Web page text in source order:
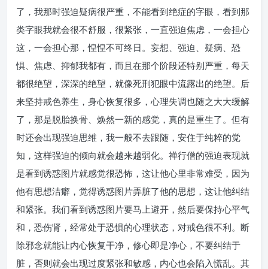
了，我那时强迫疑病很严重，不能看到绝症的字眼，看到那
类字眼我就会很不舒服，很紧张，一直强迫焦虑，一会担心
这，一会担心那，惶惶不可终日。妄想、强迫、疑病、恐
惧、焦虑、抑郁我都有，而且在那个阶段还特别严重，每天
都很绝望，深深的绝望，就像死刑犯眼中流露出的绝望。后
来坚持戒色养生，身心恢复很多，心理失调也随之大大缓解
了，那是脱胎换骨、焕然一新的感觉，真的是重生了。但有
时还会出现强迫思维，我一般不去跟随，安住于纯粹的觉
知，这样强迫的倾向就会越来越弱化。禅行僧的强迫表现就
是看到诱惑图片就感觉很恐怖，这让他心里非常难受，因为
他有思想洁癖，觉得诱惑图片弄脏了他的思想，这让他纠结
和紧张。我们看到诱惑图片要马上避开，然后要保持心平气
和，恐伤肾，经常处于恐惧的心理状态，对戒色很不利。断
除邪念就能让内心恢复干净，修心即是净心，不要纠结于
脏，否则就会出现过度紧张和敏感，内心也会陷入慌乱。其